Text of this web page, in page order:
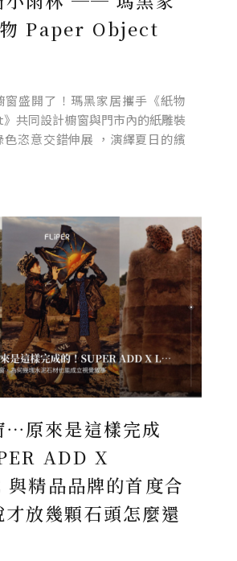
Paper Object
窗盛開了！瑪黑家居攜手《紙物
共同設計櫥窗與門市內的紙雕裝
色恣意交錯伸展 ，演繹夏日的繽
⋯原來是這樣完成
ADD X
精品品牌的首度合
放幾顆石頭怎麼還